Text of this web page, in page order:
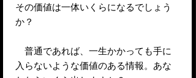
その価値は一体いくらになるでしょう
か？
普通であれば、一生かかっても手に
入らないような価値のある情報。あな